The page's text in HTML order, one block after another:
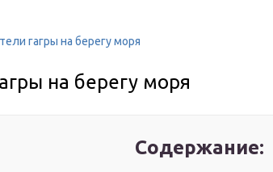
гагры на берегу моря
на берегу моря
Содержание: